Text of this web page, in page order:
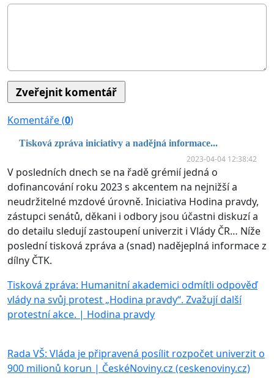
Komentáře (0)
Tisková zpráva iniciativy a nadějná informace...
2023-04-04 12:38:42
V posledních dnech se na řadě grémií jedná o
dofinancování roku 2023 s akcentem na nejnižší a
neudržitelné mzdové úrovně. Iniciativa Hodina pravdy,
zástupci senátů, děkani i odbory jsou účastni diskuzí a
do detailu sledují zastoupení univerzit i Vlády ČR… Níže
poslední tisková zpráva a (snad) nadějeplná informace z
dílny ČTK.
Tisková zpráva: Humanitní akademici odmítli odpověď
vlády na svůj protest „Hodina pravdy“. Zvažují další
protestní akce. | Hodina pravdy
Rada VŠ: Vláda je připravená posílit rozpočet univerzit o
900 milionů korun | ČeskéNoviny.cz (ceskenoviny.cz)